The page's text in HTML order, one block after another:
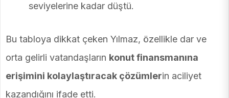
seviyelerine kadar düştü.
Bu tabloya dikkat çeken Yılmaz, özellikle dar ve
orta gelirli vatandaşların konut finansmanına
erişimini kolaylaştıracak çözümlerin aciliyet
kazandığını ifade etti.